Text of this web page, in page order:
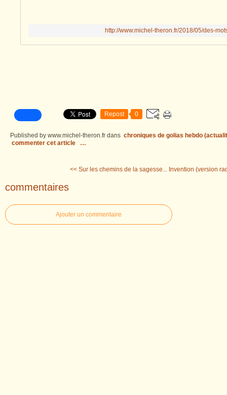
http://www.michel-theron.fr/2018/05/des-
Repost 0
Published by www.michel-theron.fr dans chroniques de golias hebdo
commenter cet article
…
<< Sur les chemins de la sagesse... Invention (version
commentaires
Ajouter un commentaire